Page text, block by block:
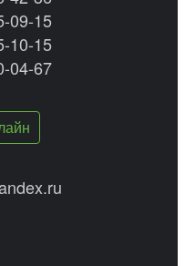
09-15
10-15
04-67